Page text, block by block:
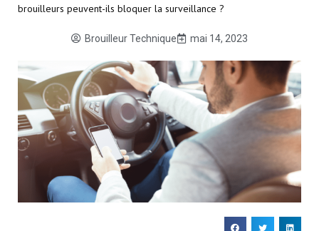
brouilleurs peuvent-ils bloquer la surveillance ?
Brouilleur Technique mai 14, 2023